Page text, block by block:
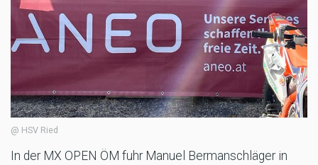
@ HSV Ried
In der MX OPEN ÖM fuhr Manuel Bermanschläger in